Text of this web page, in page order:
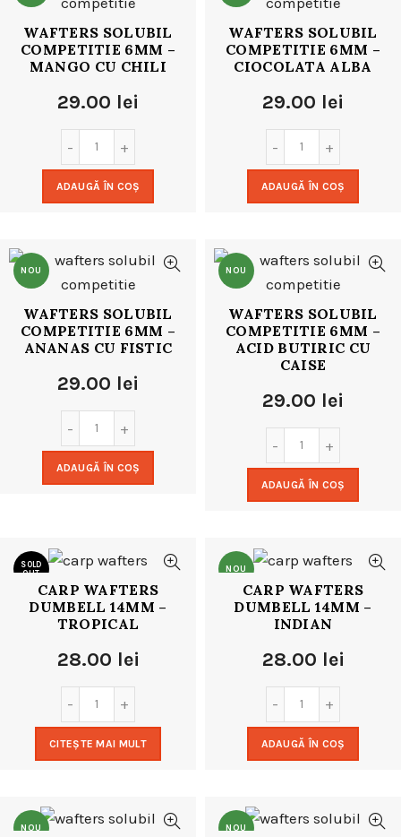
WAFTERS SOLUBIL
COMPETITIE 6MM –
MANGO CU CHILI
29.00 lei
ADAUGĂ ÎN COȘ
WAFTERS SOLUBIL
COMPETITIE 6MM –
CIOCOLATA ALBA
29.00 lei
ADAUGĂ ÎN COȘ
NOU
WAFTERS SOLUBIL
COMPETITIE 6MM –
ANANAS CU FISTIC
29.00 lei
ADAUGĂ ÎN COȘ
NOU
WAFTERS SOLUBIL
COMPETITIE 6MM –
ACID BUTIRIC CU
CAISE
29.00 lei
ADAUGĂ ÎN COȘ
SOLD
OUT
NOU
CARP WAFTERS
DUMBELL 14MM –
TROPICAL
28.00 lei
CITEȘTE MAI MULT
NOU
CARP WAFTERS
DUMBELL 14MM –
INDIAN
28.00 lei
ADAUGĂ ÎN COȘ
NOU NOU